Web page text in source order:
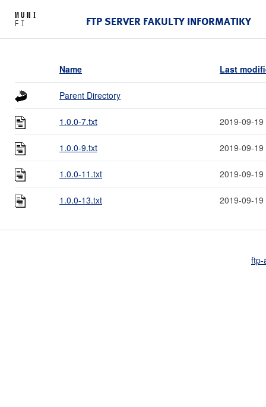
FTP SERVER FAKULTY INFORMATIKY
Name Last
Parent Directory
1.0.0-7.txt 2019-09-19
1.0.0-9.txt 2019-09-19
1.0.0-11.txt 2019-09-19
1.0.0-13.txt 2019-09-19
ftp-